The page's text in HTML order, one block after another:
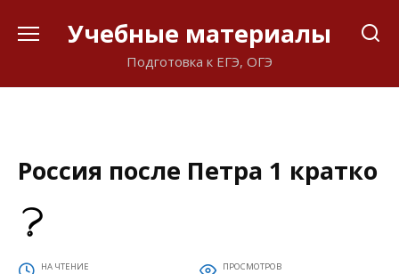
Учебные материалы
Подготовка к ЕГЭ, ОГЭ
Россия после Петра 1 кратко
НА ЧТЕНИЕ ПРОСМОТРОВ